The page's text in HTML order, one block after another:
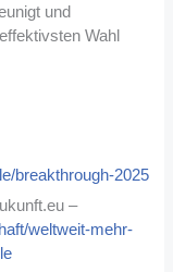
und
Wahl
breakthrough-2025
–
weltweit-mehr-